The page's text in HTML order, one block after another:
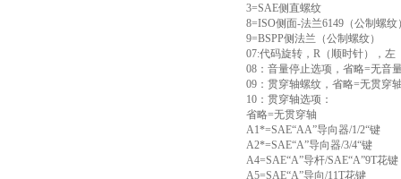
3=SAE侧直螺纹
8=ISO侧面-法兰6149（公制螺纹
9=BSPP侧法兰（公制螺纹）
07:代码旋转，R（顺时针），左
08：音量停止选项，省略=无音
09：贯穿轴螺纹，省略=无贯穿
10：贯穿轴选项：
省略=无贯穿轴
A1*=SAE“AA”导向器/1/2“键
A2*=SAE“A”导向器/3/4“键
A4=SAE“A”导杆/SAE“A”9T花键
A5=SAE“A”导向/11T花键